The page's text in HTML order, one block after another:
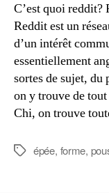
C’est quoi reddit?
Reddit est un
d’un intérêt
essentiellement
sortes de sujet,
on y trouve de
Chi, on trouve
Étiquettes
épée, forme,